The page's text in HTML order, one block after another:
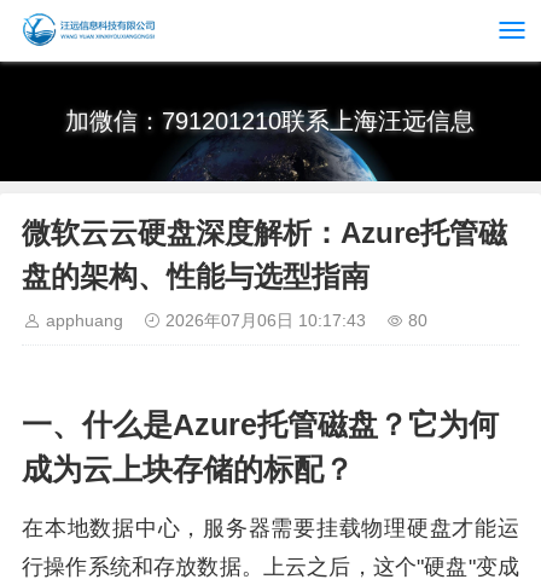
加微信：791201210联系上海汪远信息
微软云云硬盘深度解析：Azure托管磁
盘的架构、性能与选型指南
apphuang 2026年07月06日 10:17:43 80
一、什么是Azure托管磁盘？它为何
成为云上块存储的标配？
在本地数据中心，服务器需要挂载物理硬盘才能运
行操作系统和存放数据。上云之后，这个"硬盘"变成